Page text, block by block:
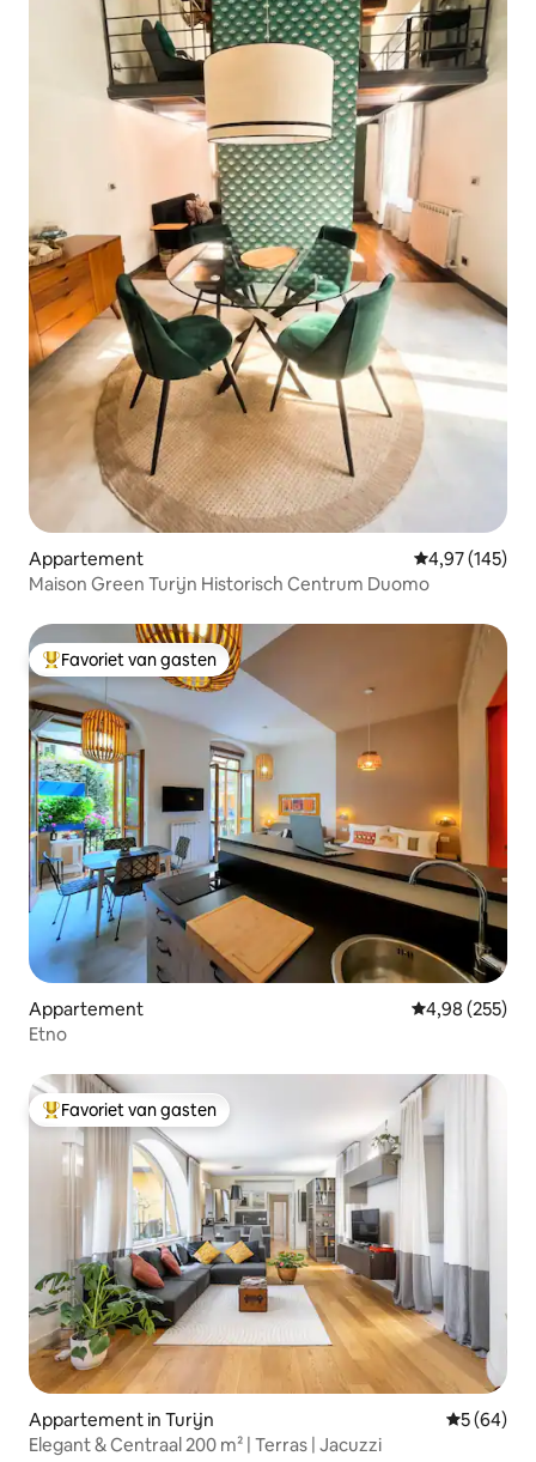
Appartement Gemiddelde
4,97 (145)
Maison Green Turijn Historisch Centrum Duomo
Topfavoriet van gasten
Favoriet van gasten
Appartement Gemiddelde
4,98 (255)
Etno
Topfavoriet van gasten
Favoriet van gasten
Appartement in Turijn
5 (64)
Elegant & Centraal 200 m² | Terras | Jacuzzi